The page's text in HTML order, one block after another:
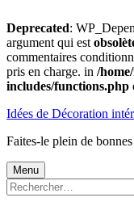
Deprecated:
argument qui est
commentaires
pris en charge. in /
includes/functions.php
au
Idées de Décoration
Faites-le plein de
Menu
principal
Menu
Rechercher :